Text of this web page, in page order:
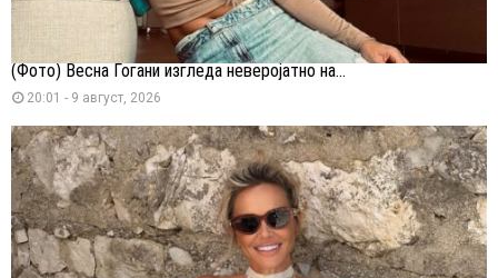
(Фото) Весна Ѓогани изгледа неверојатно на...
20:01 - 9 август, 2026